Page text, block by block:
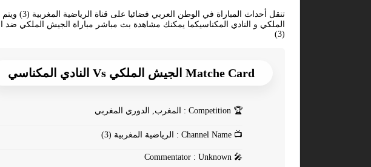
تنقل
الملكي و النادي المكناسيكما يمكنك مشاهدة بث مباشر مباراة الجيش الملكي ضد
(3)
Matche Card الجيش الملكي Vs النادي المكناسي
🏆
📺
🎤